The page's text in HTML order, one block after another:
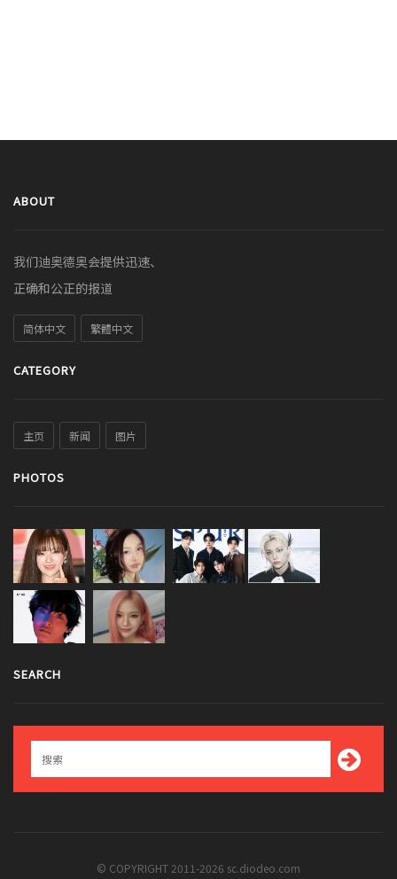
ABOUT
我们迪奥德奥会提供迅速、
正确和公正的报道
简体中文 繁體中文
CATEGORY
主页 新闻 图片
PHOTOS
SEARCH
© COPYRIGHT 2011-2026 sc.diodeo.com